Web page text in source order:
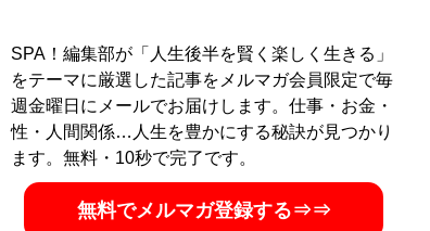
SPA！編集部が「人生後半を賢く楽しく生きる」
をテーマに厳選した記事をメルマガ会員限定で毎
週金曜日にメールでお届けします。仕事・お金・
性・人間関係…人生を豊かにする秘訣が見つかり
ます。無料・10秒で完了です。
無料でメルマガ登録する⇒⇒